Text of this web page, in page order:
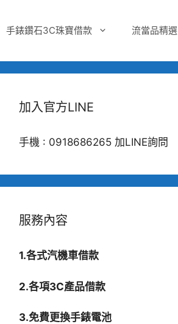
手錶鑽石3C珠寶借款 流當品精選
加入官方LINE
手機 : 0918686265 加LINE詢問
服務內容
1.各式汽機車借款
2.各項3C產品借款
3.免費更換手錶電池